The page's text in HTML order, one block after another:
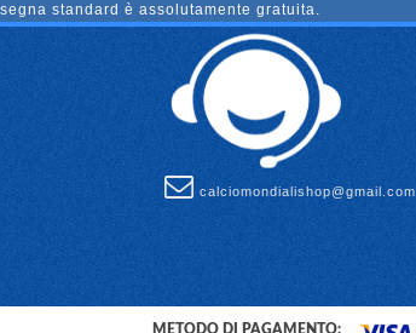
standard è assolutamente gratuita.
calciomondialishop@gmail.com
METODO DI PAGAMENTO: